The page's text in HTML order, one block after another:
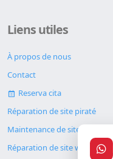
Liens utiles
À propos de nous
Contact
Reserva cita
Réparation de site piraté
Maintenance de site web
Réparation de site web